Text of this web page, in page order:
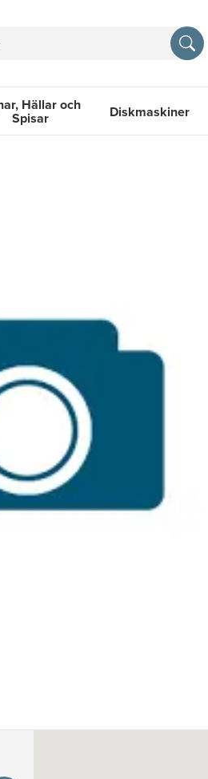
Hällar och
Spisar Diskmaskiner